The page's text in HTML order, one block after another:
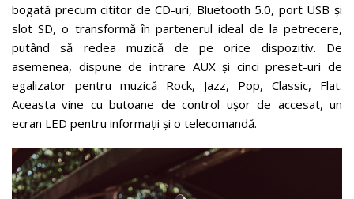
bogată precum cititor de CD-uri, Bluetooth 5.0, port USB și
slot SD, o transformă în partenerul ideal de la petrecere,
putând să redea muzică de pe orice dispozitiv. De
asemenea, dispune de intrare AUX și cinci preset-uri de
egalizator pentru muzică Rock, Jazz, Pop, Classic, Flat.
Aceasta vine cu butoane de control ușor de accesat, un
ecran LED pentru informații și o telecomandă.